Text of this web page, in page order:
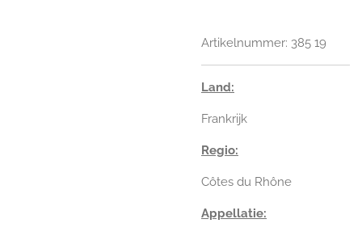
Artikelnummer: 385 19
Land:
Frankrijk
Regio:
Côtes du Rhône
Appellatie: